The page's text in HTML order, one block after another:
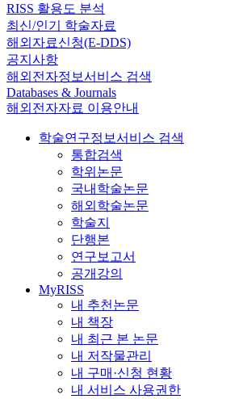
RISS 활용도 분석
최신/인기 학술자료
해외자료신청(E-DDS)
공지사항
해외전자정보서비스 검색
Databases & Journals
해외전자자료 이용안내
학술연구정보서비스 검색
통합검색
학위논문
국내학술논문
해외학술논문
학술지
단행본
연구보고서
공개강의
MyRISS
내 추천논문
내 책장
내 최근 본 논문
내 저작물관리
내 구매·신청 현황
내 서비스 사용권한